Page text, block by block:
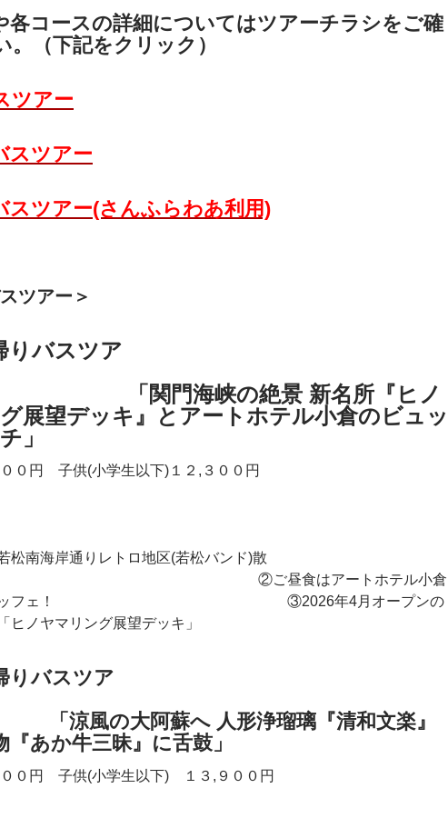
各コースの詳細についてはツアーチラシをご確
。（下記をクリック）
ツアー
スツアー
スツアー(さんふらわあ利用)
ツアー＞
りバスツア
海峡の絶景 新名所『ヒノ
展望デッキ』とアートホテル小倉のビュッ
」
０円 子供(小学生以下)１２,３００円
海岸通りレトロ地区(若松バンド)散
ご昼食はアートホテル小倉
ビュッフェ！ ③2026年4月オープンの
ヒノヤマリング展望デッキ」
りバスツア
大阿蘇へ 人形浄瑠璃『清和文楽』
『あか牛三昧』に舌鼓」
０円 子供(小学生以下) １３,９００円